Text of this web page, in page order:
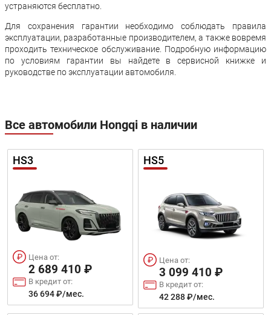
устраняются бесплатно.
Для сохранения гарантии необходимо соблюдать правила
эксплуатации, разработанные производителем, а также вовремя
проходить техническое обслуживание. Подробную информацию
по условиям гарантии вы найдете в сервисной книжке и
руководстве по эксплуатации автомобиля.
Все автомобили Hongqi в наличии
HS3
Цена от:
2 689 410 ₽
В кредит от:
36 694 ₽/мес.
HS5
Цена от:
3 099 410 ₽
В кредит от:
42 288 ₽/мес.